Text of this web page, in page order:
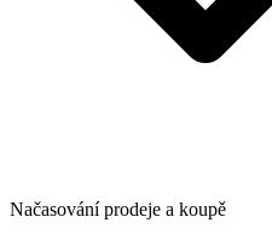
Načasování prodeje a koupě